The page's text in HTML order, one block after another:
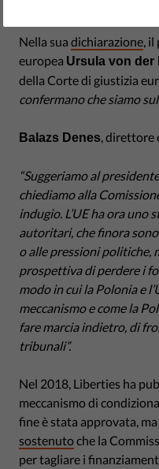
Nella sua dichiarazione ,
europea Ursula von der
della Corte di giustizia
confermano che siamo
Balazs Denes ,
“Suggeriamo al
chiediamo alla
indugio. L’UE ha ora
autoritari, che finora
o alle pressioni politiche,
prospettiva di perdere i
modo in cui la Polonia e
meccanismo e come la
fare marcia indietro, di
tribunali”.
Nel 2018, Liberties ha
meccanismo di
fine è stata approvata,
sostenutoche la
per tagliare i